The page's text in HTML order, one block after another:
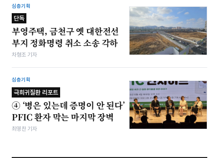
심층기획
단독
부영주택, 금천구 옛 대한전선
부지 정화명령 취소 소송 각하
차형조 기자
심층기획
극희귀질환 리포트
④ ‘병은 있는데 증명이 안 된다’
PFIC 환자 막는 마지막 장벽
최영찬 기자